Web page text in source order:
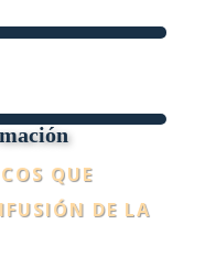
QUE
DE LA